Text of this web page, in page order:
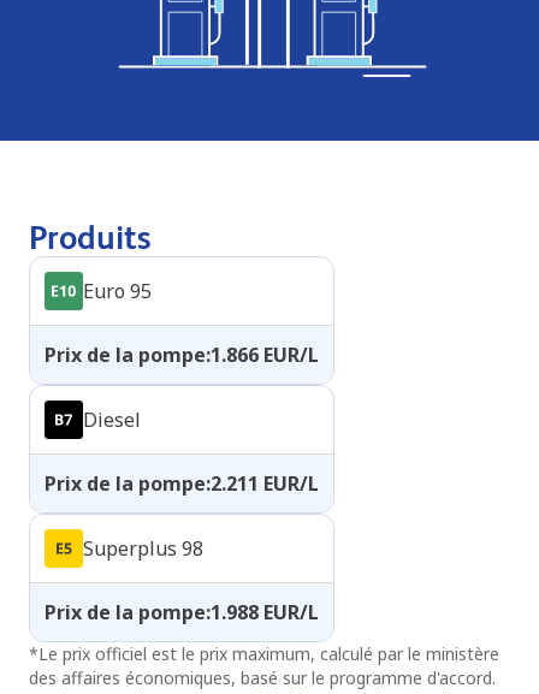
Produits
Euro 95
Prix de la pompe:1.866 EUR/L
Diesel
Prix de la pompe:2.211 EUR/L
Superplus 98
Prix de la pompe:1.988 EUR/L
*Le prix officiel est le prix maximum, calculé par le ministère
des affaires économiques, basé sur le programme d'accord.